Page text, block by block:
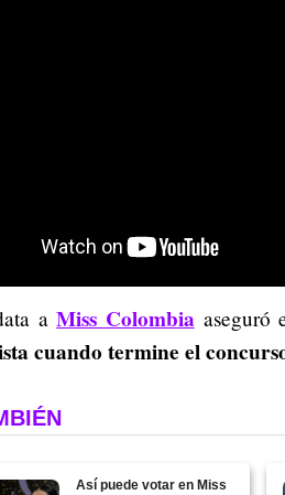
aMiss Colombiaaseguró
cuando termine el
Así puede votar en Miss